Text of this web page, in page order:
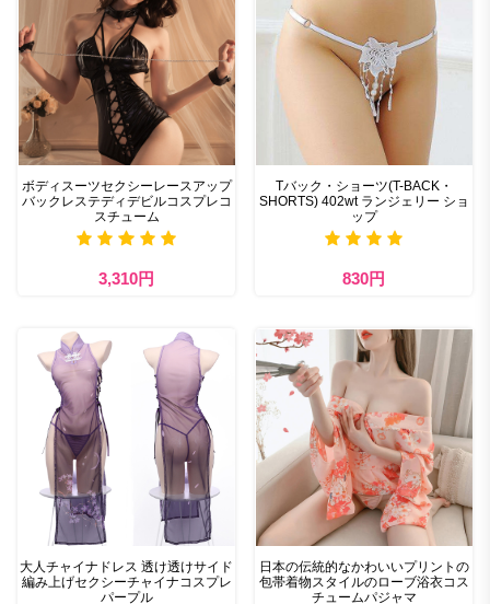
ボディスーツセクシーレースアップ
バックレステディデビルコスプレコ
スチューム
3,310円
Tバック・ショーツ(T-BACK・
SHORTS) 402wt ランジェリー ショ
ップ
830円
大人チャイナドレス 透け透けサイド
編み上げセクシーチャイナコスプレ
パープル
日本の伝統的なかわいいプリントの
包帯着物スタイルのローブ浴衣コス
チュームパジャマ